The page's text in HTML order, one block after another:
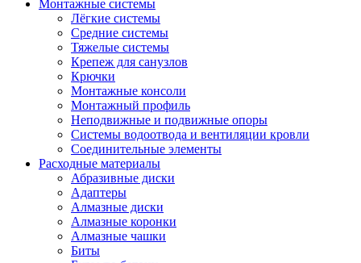
Монтажные системы
Лёгкие системы
Средние системы
Тяжелые системы
Крепеж для санузлов
Крючки
Монтажные консоли
Монтажный профиль
Неподвижные и подвижные опоры
Системы водоотвода и вентиляции кровли
Соединительные элементы
Расходные материалы
Абразивные диски
Адаптеры
Алмазные диски
Алмазные коронки
Алмазные чашки
Биты